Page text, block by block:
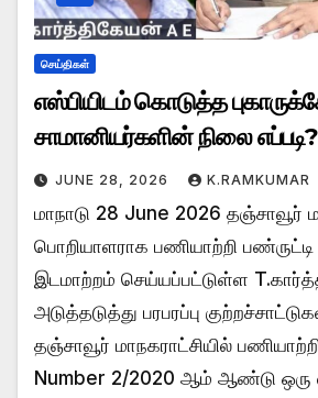
செய்திகள்
எஸ்பியிடம் கொடுத்த
சாமானியர்களின் நிலை எப்படி?
JUNE 28, 2026 K.RAMKUMAR
மாநாடு 28 June 2026 தஞ்சாவூர்
பொறியாளராக பணியாற்றி பண்ருட்டி
இடமாற்றம் செய்யப்பட்டுள்ள
அடுத்தடுத்து பரபரப்பு
தஞ்சாவூர் மாநகராட்சியில்
Number 2/2020 ஆம் ஆண்டு